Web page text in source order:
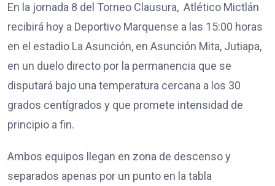
En la jornada 8 del Torneo Clausura, Atlético Mictlán
recibirá hoy a Deportivo Marquense a las 15:00 horas
en el estadio La Asunción, en Asunción Mita, Jutiapa,
en un duelo directo por la permanencia que se
disputará bajo una temperatura cercana a los 30
grados centígrados y que promete intensidad de
principio a fin.
Ambos equipos llegan en zona de descenso y
separados apenas por un punto en la tabla